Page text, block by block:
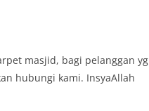
masjid, bagi pelanggan yg
hubungi kami. InsyaAllah